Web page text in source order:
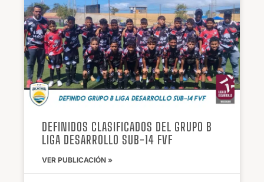
DEFINIDOS CLASIFICADOS DEL GRUPO B
LIGA DESARROLLO SUB-14 FVF
VER PUBLICACIÓN »